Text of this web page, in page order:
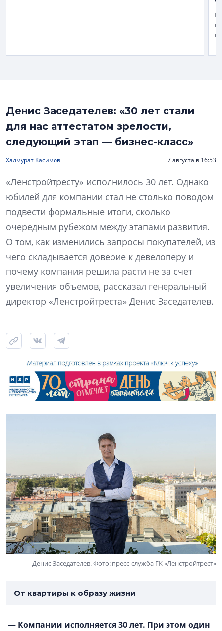
В
Денис Заседателев: «30 лет стали
для нас аттестатом зрелости,
следующий этап — бизнес-класс»
Халмурат Касимов 7 августа в 16:53
«Ленстройтресту» исполнилось 30 лет. Однако
юбилей для компании стал не столько поводом
подвести формальные итоги, сколько
очередным рубежом между этапами развития.
О том, как изменились запросы покупателей, из
чего складывается доверие к девелоперу и
почему компания решила расти не за счет
увеличения объемов, рассказал генеральный
директор «Ленстройтреста» Денис Заседателев.
Денис Заседателев. Фото: пресс-служба ГК «Ленстройтрест»
От квартиры к образу жизни
— Компании исполняется 30 лет. При этом один